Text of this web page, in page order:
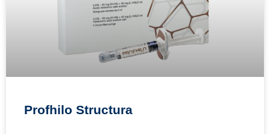
Profhilo Structura